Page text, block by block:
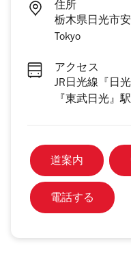
住所
栃木県日光市
Tokyo
アクセス
JR日光線『日
『東武日光』
道案内
電話する